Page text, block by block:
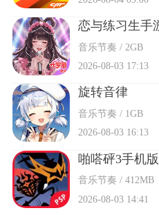
恋与练习生手
音乐节奏 / 2GB
2026-08-03 17:13
旋转音律
音乐节奏 / 1GB
2026-08-03 16:13
啪嗒砰3手机版
音乐节奏 / 412MB
2026-08-03 14:41